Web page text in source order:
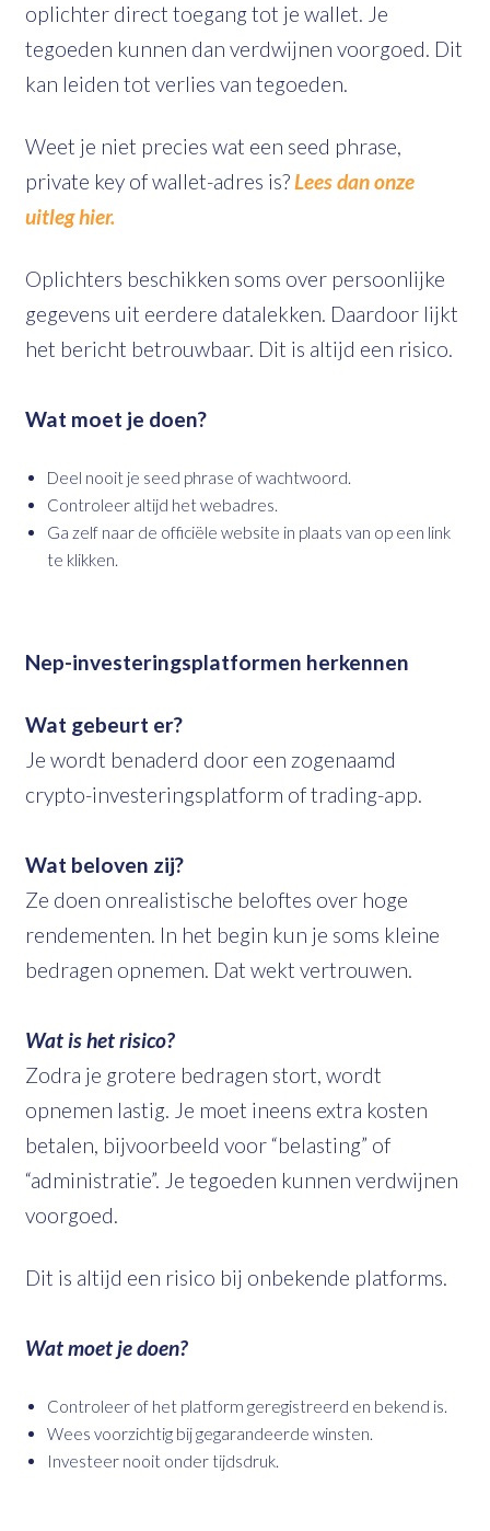
oplichter direct toegang tot je wallet. Je
tegoeden kunnen dan verdwijnen voorgoed. Dit
kan leiden tot verlies van tegoeden.
Weet je niet precies wat een seed phrase,
private key of wallet-adres is?Lees dan onze
uitleg hier.
Oplichters beschikken soms over persoonlijke
gegevens uit eerdere datalekken. Daardoor lijkt
het bericht betrouwbaar. Dit is altijd een risico.
Wat moet je doen?
Deel nooit je seed phrase of wachtwoord.
Controleer altijd het webadres.
Ga zelf naar de officiële website in plaats van op een link
te klikken.
Nep-investeringsplatformen herkennen
Wat gebeurt er?
Je wordt benaderd door een zogenaamd
crypto-investeringsplatform of trading-app.
Wat beloven zij?
Ze doen onrealistische beloftes over hoge
rendementen. In het begin kun je soms kleine
bedragen opnemen. Dat wekt vertrouwen.
Wat is het risico?
Zodra je grotere bedragen stort, wordt
opnemen lastig. Je moet ineens extra kosten
betalen, bijvoorbeeld voor “belasting” of
“administratie”. Je tegoeden kunnen verdwijnen
voorgoed.
Dit is altijd een risico bij onbekende platforms.
Wat moet je doen?
Controleer of het platform geregistreerd en bekend is.
Wees voorzichtig bij gegarandeerde winsten.
Investeer nooit onder tijdsdruk.